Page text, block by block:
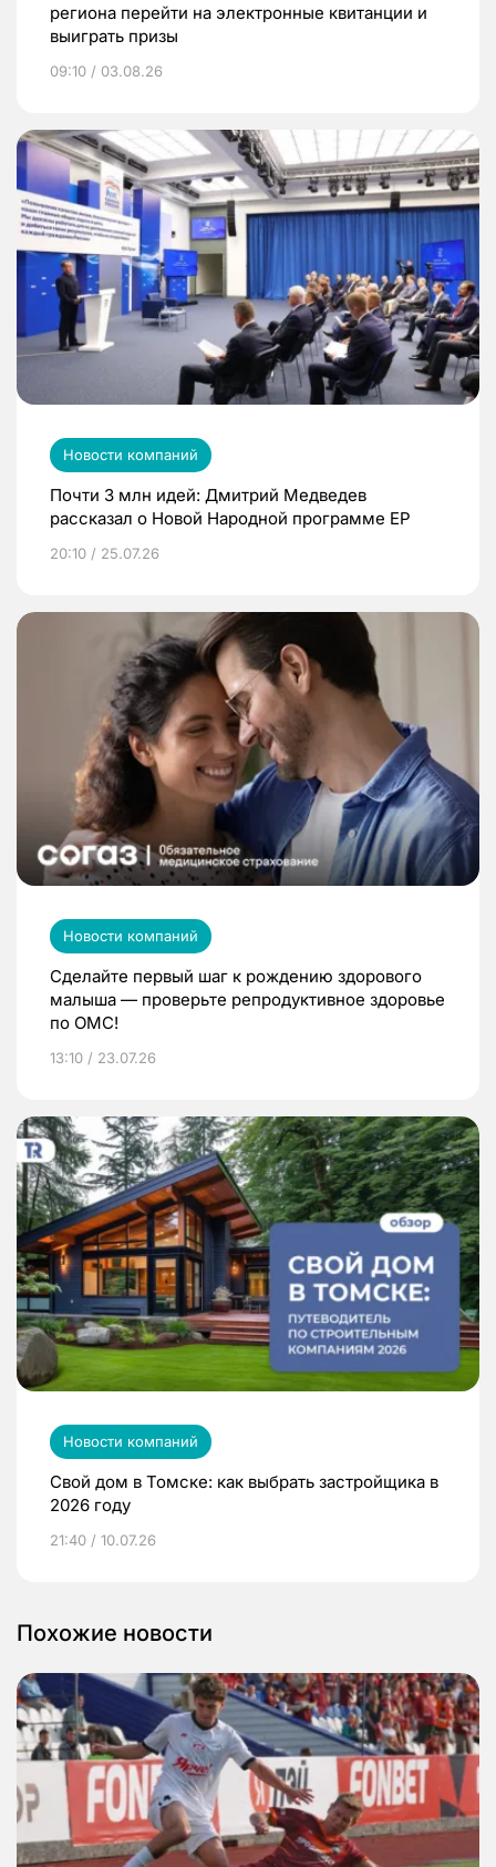
региона перейти на электронные квитанции и
выиграть призы
09:10 / 03.08.26
Новости компаний
Почти 3 млн идей: Дмитрий Медведев
рассказал о Новой Народной программе ЕР
20:10 / 25.07.26
Новости компаний
Сделайте первый шаг к рождению здорового
малыша — проверьте репродуктивное здоровье
по ОМС!
13:10 / 23.07.26
Новости компаний
Свой дом в Томске: как выбрать застройщика в
2026 году
21:40 / 10.07.26
Похожие новости